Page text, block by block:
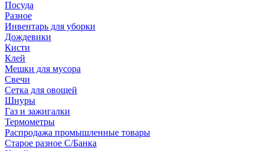
Посуда
Разное
Инвентарь для уборки
Дождевики
Кисти
Клей
Мешки для мусора
Свечи
Сетка для овощей
Шнуры
Газ и зажигалки
Термометры
Распродажа промышленные товары
Старое разное С/Банка